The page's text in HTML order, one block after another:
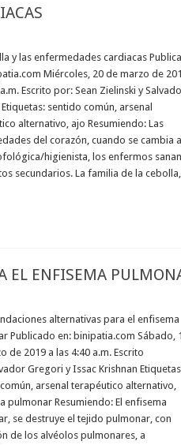
y las enfermedades cardiacas
Miércoles, 20 de marzo de
a.m. Escrito por: Sean Zielinski y
sentido común, arsenal
alternativo, ajo Resumiendo: Las
del corazón, cuando se cambia
higienista, los enfermos
secundarios. La familia de la cebolla,
EL ENFISEMA
alternativas para el enfisema
Publicado en: binipatia.com Sábado,
de 2019 a las 4:40 a.m. Escrito
Gregori y Issac Krishnan
arsenal terapéutico alternativo,
pulmonar Resumiendo: El enfisema
se destruye el tejido pulmonar, con
de los alvéolos pulmonares, a